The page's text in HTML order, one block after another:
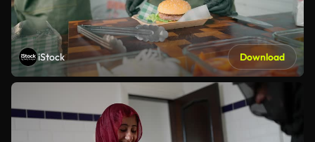
iStock Download